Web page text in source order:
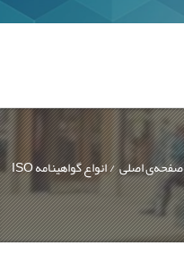
صفحه‌ی اصلی انواع گواهینامه ISO